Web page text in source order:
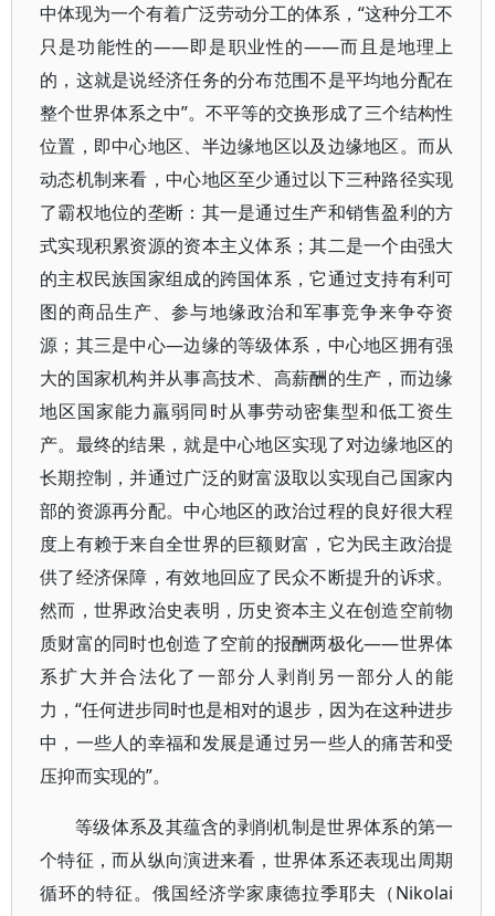
中体现为一个有着广泛劳动分工的体系，“这种分工不
只是功能性的——即是职业性的——而且是地理上
的，这就是说经济任务的分布范围不是平均地分配在
整个世界体系之中”。不平等的交换形成了三个结构性
位置，即中心地区、半边缘地区以及边缘地区。而从
动态机制来看，中心地区至少通过以下三种路径实现
了霸权地位的垄断：其一是通过生产和销售盈利的方
式实现积累资源的资本主义体系；其二是一个由强大
的主权民族国家组成的跨国体系，它通过支持有利可
图的商品生产、参与地缘政治和军事竞争来争夺资
源；其三是中心—边缘的等级体系，中心地区拥有强
大的国家机构并从事高技术、高薪酬的生产，而边缘
地区国家能力羸弱同时从事劳动密集型和低工资生
产。最终的结果，就是中心地区实现了对边缘地区的
长期控制，并通过广泛的财富汲取以实现自己国家内
部的资源再分配。中心地区的政治过程的良好很大程
度上有赖于来自全世界的巨额财富，它为民主政治提
供了经济保障，有效地回应了民众不断提升的诉求。
然而，世界政治史表明，历史资本主义在创造空前物
质财富的同时也创造了空前的报酬两极化——世界体
系扩大并合法化了一部分人剥削另一部分人的能
力，“任何进步同时也是相对的退步，因为在这种进步
中，一些人的幸福和发展是通过另一些人的痛苦和受
压抑而实现的”。
等级体系及其蕴含的剥削机制是世界体系的第一
个特征，而从纵向演进来看，世界体系还表现出周期
循环的特征。俄国经济学家康德拉季耶夫（Nikolai